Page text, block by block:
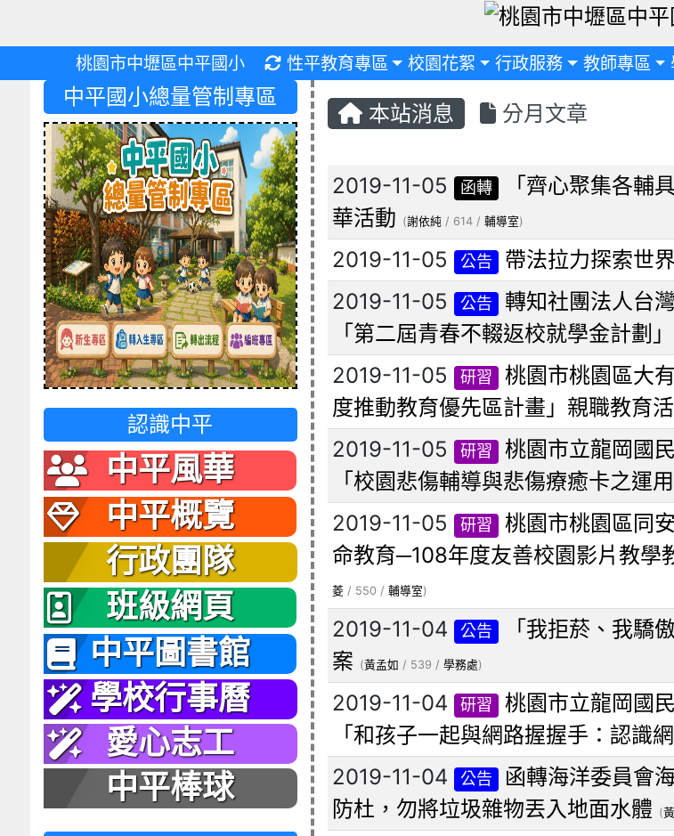
桃園市中壢區中平國小 重新取得佈景設定
性平教育專區 校園花絮 行政服務 教師專區
本站消息 分月文章
文章列表
2019-11-05 函轉
「齊心聚集各輔
華活動 (謝依純/ 614 / 輔導室)
2019-11-05 公告 帶法拉力探索世界
2019-11-05 公告
轉知社團法人台
「第二屆青春不輟返校就學金計劃」
2019-11-05 研習
桃園市桃園區大
度推動教育優先區計畫」親職教育
2019-11-05 研習
桃園市立龍岡國
「校園悲傷輔導與悲傷療癒卡之運用
2019-11-05 研習
桃園市桃園區同
命教育─108年度友善校園影片教學
菱 / 550 / 輔導室)
2019-11-04 公告
「我拒菸、我驕
案 (黃孟如 / 539 / 學務處)
2019-11-04 研習
桃園市立龍岡國
「和孩子一起與網路握握手：認識
2019-11-04 公告
函轉海洋委員會
防杜，勿將垃圾雜物丟入地面水體 (
中平國小總量管制專區
認識中平
中平風華
中平概覽
行政團隊
班級網頁
中平圖書館
學校行事曆
愛心志工
中平棒球